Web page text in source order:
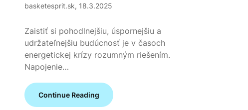
basketesprit.sk, 18.3.2025
Zaistiť si pohodlnejšiu, úspornejšiu a
udržateľnejšiu budúcnosť je v časoch
energetickej krízy rozumným riešením.
Napojenie…
Continue Reading